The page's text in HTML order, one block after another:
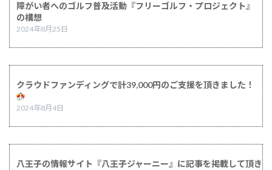
障がい者へのゴルフ普及活動『フリーゴルフ・プロジェクト』
の構想
2024年8月25日
クラウドファンディングで計39,000円のご支援を頂きました！
2024年8月4日
八王子の情報サイト『八王子ジャーニー』に記事を掲載して頂き